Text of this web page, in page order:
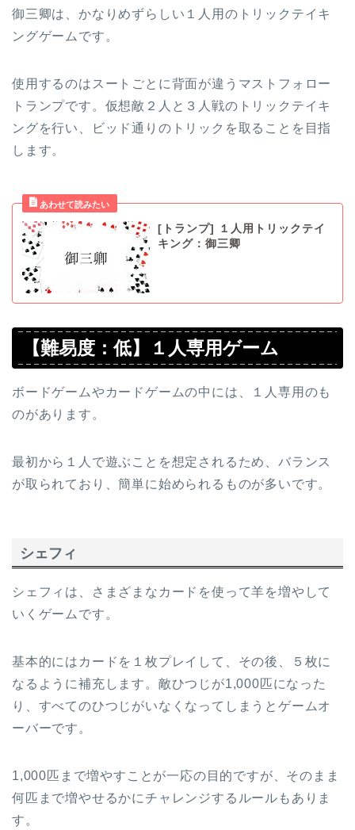
御三卿は、かなりめずらしい１人用のトリックテイキ
ングゲームです。
使用するのはスートごとに背面が違うマストフォロー
トランプです。仮想敵２人と３人戦のトリックテイキ
ングを行い、ビッド通りのトリックを取ることを目指
します。
[トランプ] １人用トリックテイ
キング：御三卿
【難易度：低】１人専用ゲーム
ボードゲームやカードゲームの中には、１人専用のも
のがあります。
最初から１人で遊ぶことを想定されるため、バランス
が取られており、簡単に始められるものが多いです。
シェフィ
シェフィは、さまざまなカードを使って羊を増やして
いくゲームです。
基本的にはカードを１枚プレイして、その後、５枚に
なるように補充します。敵ひつじが1,000匹になった
り、すべてのひつじがいなくなってしまうとゲームオ
ーバーです。
1,000匹まで増やすことが一応の目的ですが、そのまま
何匹まで増やせるかにチャレンジするルールもありま
す。